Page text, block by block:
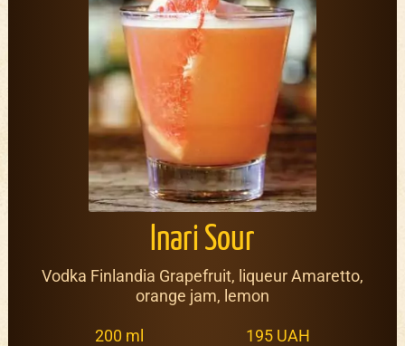
Inari Sour
Vodka Finlandia Grapefruit, liqueur Amaretto,
orange jam, lemon
200 ml 195 UAH